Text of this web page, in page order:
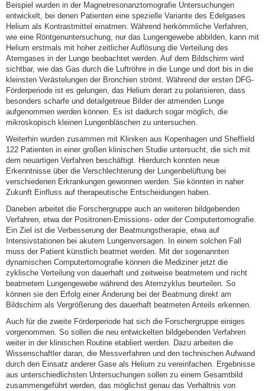
Beispiel wurden in der Magnetresonanztomografie Untersuchungen
entwickelt, bei denen Patienten eine spezielle Variante des Edelgases
Helium als Kontrastmittel einatmen. Während herkömmliche Verfahren,
wie eine Röntgenuntersuchung, nur das Lungengewebe abbilden, kann mit
Helium erstmals mit hoher zeitlicher Auflösung die Verteilung des
Atemgases in der Lunge beobachtet werden. Auf dem Bildschirm wird
sichtbar, wie das Gas durch die Luftröhre in die Lunge und dort bis in die
kleinsten Verästelungen der Bronchien strömt. Während der ersten DFG-
Förderperiode ist es gelungen, das Helium derart zu polarisieren, dass
besonders scharfe und detailgetreue Bilder der atmenden Lunge
aufgenommen werden können. Es ist dadurch sogar möglich, die
mikroskopisch kleinen Lungenbläschen zu untersuchen.
Weiterhin wurden zusammen mit Kliniken aus Kopenhagen und Sheffield
122 Patienten in einer großen klinischen Studie untersucht, die sich mit
dem neuartigen Verfahren beschäftigt. Hierdurch konnten neue
Erkenntnisse über die Verschlechterung der Lungenbelüftung bei
verschiedenen Erkrankungen gewonnen werden. Sie könnten in naher
Zukunft Einfluss auf therapeutische Entscheidungen haben.
Daneben arbeitet die Forschergruppe auch an weiteren bildgebenden
Verfahren, etwa der Positronen-Emissions- oder der Computertomografie.
Ein Ziel ist die Verbesserung der Beatmungstherapie, etwa auf
Intensivstationen bei akutem Lungenversagen. In einem solchen Fall
muss der Patient künstlich beatmet werden. Mit der sogenannten
dynamischen Computertomografie können die Mediziner jetzt die
zyklische Verteilung von dauerhaft und zeitweise beatmetem und nicht
beatmetem Lungengewebe während des Atemzyklus beurteilen. So
können sie den Erfolg einer Änderung bei der Beatmung direkt am
Bildschirm als Vergrößerung des dauerhaft beatmeten Anteils erkennen.
Auch für die zweite Förderperiode hat sich die Forschergruppe einiges
vorgenommen. So sollen die neu entwickelten bildgebenden Verfahren
weiter in der klinischen Routine etabliert werden. Dazu arbeiten die
Wissenschaftler daran, die Messverfahren und den technischen Aufwand
durch den Einsatz anderer Gase als Helium zu vereinfachen. Ergebnisse
aus unterschiedlichsten Untersuchungen sollen zu einem Gesamtbild
zusammengeführt werden, das möglichst genau das Verhältnis von